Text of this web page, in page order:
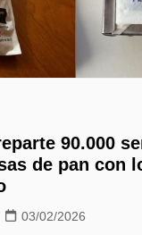
90.000
de pan con
03/02/2026